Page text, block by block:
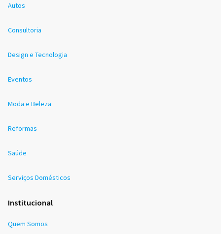
Autos
Consultoria
Design e Tecnologia
Eventos
Moda e Beleza
Reformas
Saúde
Serviços Domésticos
Institucional
Quem Somos